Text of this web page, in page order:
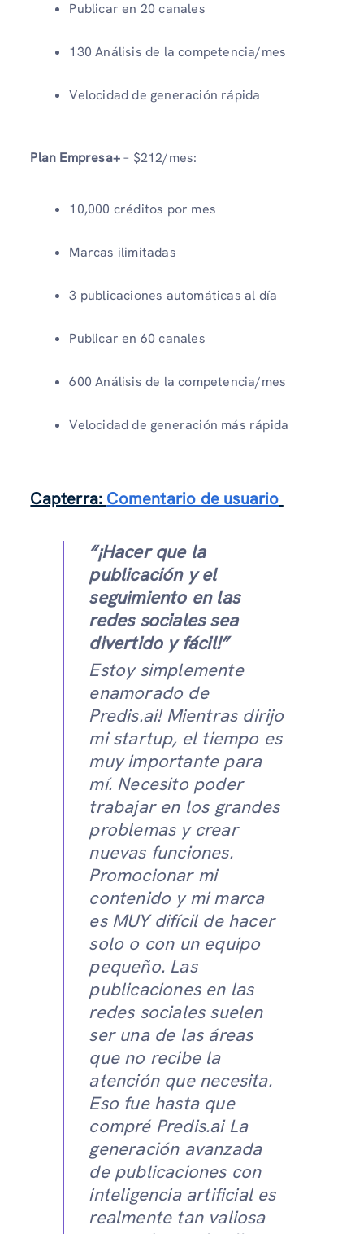
Publicar en 20 canales
130 Análisis de la competencia/mes
Velocidad de generación rápida
Plan Empresa+– $212/mes:
10,000 créditos por mes
Marcas ilimitadas
3 publicaciones automáticas al día
Publicar en 60 canales
600 Análisis de la competencia/mes
Velocidad de generación más rápida
Capterra: Comentario de usuario
“¡Hacer que la
publicación y el
seguimiento en las
redes sociales sea
divertido y fácil!”
Estoy simplemente
enamorado de
Predis.ai! Mientras dirijo
mi startup, el tiempo es
muy importante para
mí. Necesito poder
trabajar en los grandes
problemas y crear
nuevas funciones.
Promocionar mi
contenido y mi marca
es MUY difícil de hacer
solo o con un equipo
pequeño. Las
publicaciones en las
redes sociales suelen
ser una de las áreas
que no recibe la
atención que necesita.
Eso fue hasta que
compré Predis.ai La
generación avanzada
de publicaciones con
inteligencia artificial es
realmente tan valiosa